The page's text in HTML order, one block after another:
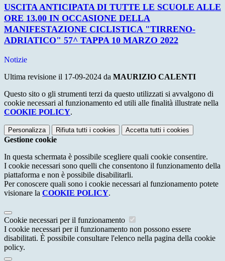
USCITA ANTICIPATA DI TUTTE LE SCUOLE ALLE
ORE 13.00 IN OCCASIONE DELLA
MANIFESTAZIONE CICLISTICA "TIRRENO-
ADRIATICO" 57^ TAPPA 10 MARZO 2022
Notizie
Ultima revisione il 17-09-2024 da MAURIZIO CALENTI
Questo sito o gli strumenti terzi da questo utilizzati si avvalgono di
cookie necessari al funzionamento ed utili alle finalità illustrate nella
COOKIE POLICY.
Personalizza Rifiuta tutti i cookies Accetta tutti i cookies
Gestione cookie
In questa schermata è possibile scegliere quali cookie consentire.
I cookie necessari sono quelli che consentono il funzionamento della
piattaforma e non è possibile disabilitarli.
Per conoscere quali sono i cookie necessari al funzionamento potete
visionare la COOKIE POLICY.
Cookie necessari per il funzionamento
I cookie necessari per il funzionamento non possono essere
disabilitati. È possibile consultare l'elenco nella pagina della cookie
policy.